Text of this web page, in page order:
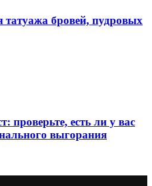
бровей, пудровых
проверьте, есть ли у вас
выгорания